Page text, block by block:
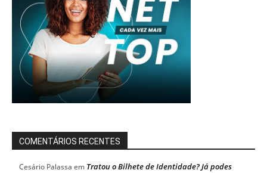
COMENTÁRIOS RECENTES
Cesário Palassa em Tratou o Bilhete de Identidade? Já podes